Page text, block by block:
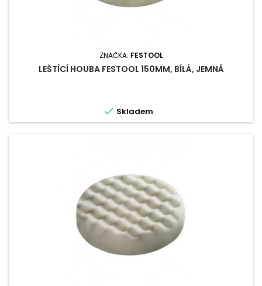
ZNAČKA: FESTOOL
LEŠTÍCÍ HOUBA FESTOOL 150MM, BÍLÁ, JEMNÁ
 Skladem